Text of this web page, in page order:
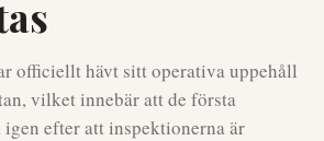
officiellt hävt sitt operativa uppehåll
vilket innebär att de första
efter att inspektionerna är